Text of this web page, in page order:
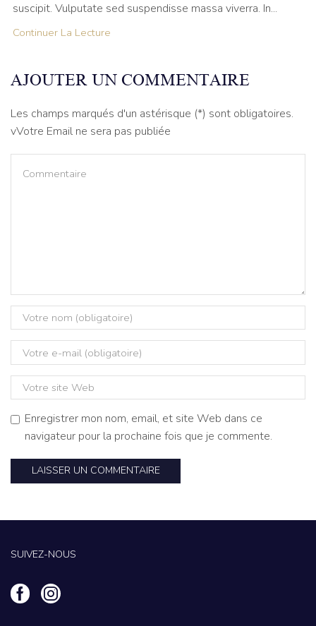
suscipit. Vulputate sed suspendisse massa viverra. In...
Continuer La Lecture
AJOUTER UN COMMENTAIRE
Les champs marqués d'un astérisque (*) sont obligatoires.
vVotre Email ne sera pas publiée
Enregistrer mon nom, email, et site Web dans ce
navigateur pour la prochaine fois que je commente.
SUIVEZ-NOUS